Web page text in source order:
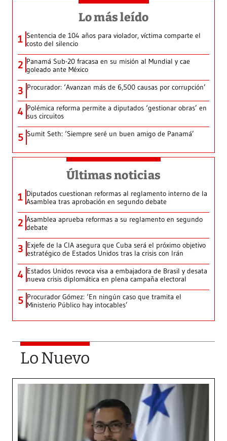
Lo más leído
1 Sentencia de 104 años para violador, víctima comparte el
costo del silencio
2 Panamá Sub-20 fracasa en su misión al Mundial y cae
goleado ante México
3 Procurador: ‘Avanzan más de 6,500 causas por corrupción’
4 Polémica reforma permite a diputados ‘gestionar obras’ en
sus circuitos
5 Sumit Seth: ‘Siempre seré un buen amigo de Panamá’
Últimas noticias
1 Diputados cuestionan reformas al reglamento interno de la
Asamblea tras aprobación en segundo debate
2 Asamblea aprueba reformas a su reglamento en segundo
debate
3 Exjefe de la CIA asegura que Cuba será el próximo objetivo
estratégico de Estados Unidos tras la crisis con Irán
4 Estados Unidos revoca visa a embajadora de Brasil y desata
nueva crisis diplomática en plena campaña electoral
5 Procurador Gómez: ‘En ningún caso que tramita el
Ministerio Público hay intocables’
Lo Nuevo